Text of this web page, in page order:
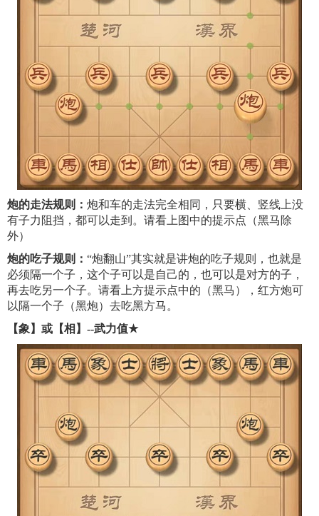
炮的走法规则： 炮和车的走法完全相同，只要横、竖线上没
有子力阻挡，都可以走到。请看上图中的提示点（黑马除
外）
炮的吃子规则： “炮翻山”其实就是讲炮的吃子规则，也就是
必须隔一个子，这个子可以是自己的，也可以是对方的子，
再去吃另一个子。请看上方提示点中的（黑马），红方炮可
以隔一个子（黑炮）去吃黑方马。
【象】或【相】--武力值★